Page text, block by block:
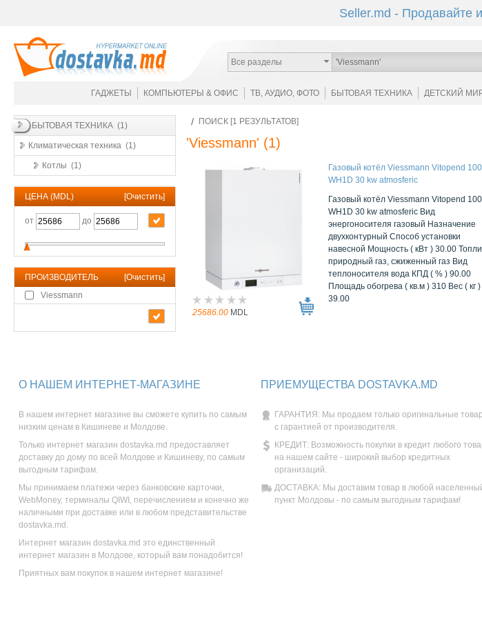
Seller.md - Продавайте
Все разделы
ГАДЖЕТЫ КОМПЬЮТЕРЫ & ОФИС ТВ, АУДИО, ФОТО БЫТОВАЯ ТЕХНИКА ДЕТСКИЙ
БЫТОВАЯ ТЕХНИКА (1)
Климатическая техника (1)
Котлы (1)
ЦЕНА (MDL) [Очистить]
от до
ПРОИЗВОДИТЕЛЬ [Очистить]
Viessmann
ПОИСК [1 РЕЗУЛЬТАТОВ]
'Viessmann' (1)
25686.00 MDL
Газовый котёл Viessmann Vitopend
WH1D 30 kw atmosferic
Газовый котёл Viessmann Vitopend
WH1D 30 kw atmosferic Вид
энергоносителя газовый Назначение
двухконтурный Способ установки
навесной Мощность ( кВт ) 30.00
природный газ, сжиженный газ Вид
теплоносителя вода КПД ( % ) 90.00
Площадь обогрева ( кв.м ) 310 Вес ( кг )
39.00
О НАШЕМ ИНТЕРНЕТ-МАГАЗИНЕ
В нашем интернет магазине вы сможете купить по самым
низким ценам в Кишиневе и Молдове.
Только интернет магазин dostavka.md предоставляет
доставку до дому по всей Молдове и Кишиневу, по самым
выгодным тарифам.
Мы принимаем платежи через банковские карточки,
WebMoney, терминалы QIWI, перечислением и конечно же
наличными при доставке или в любом представительстве
dostavka.md.
Интернет магазин dostavka.md это единственный
интернет магазин в Молдове, который вам понадобится!
Приятных вам покупок в нашем интернет магазине!
ПРИЕМУЩЕСТВА DOSTAVKA.MD
ГАРАНТИЯ: Мы продаем только оригинальные
с гарантией от производителя.
КРЕДИТ: Возможность покупки в кредит любого
на нашем сайте - широкий выбор кредитных
организаций.
ДОСТАВКА: Мы доставим товар в любой
пункт Молдовы - по самым выгодным тарифам!